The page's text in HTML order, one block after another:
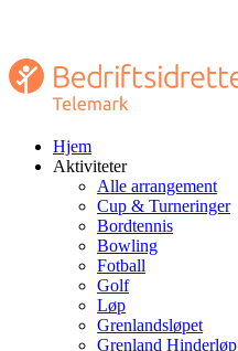
Hjem
Aktiviteter
Alle arrangement
Cup & Turneringer
Bordtennis
Bowling
Fotball
Golf
Løp
Grenlandsløpet
Grenland Hinderløp